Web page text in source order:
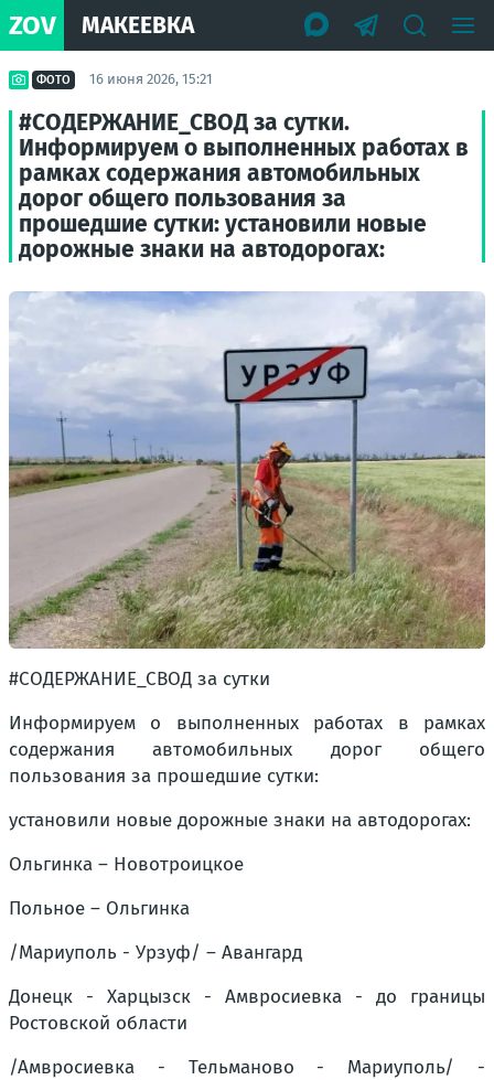
ZOV МАКЕЕВКА
ФОТО 16 июня 2026, 15:21
#СОДЕРЖАНИЕ_СВОД за сутки.
Информируем о выполненных работах в
рамках содержания автомобильных
дорог общего пользования за
прошедшие сутки: установили новые
дорожные знаки на автодорогах:
#СОДЕРЖАНИЕ_СВОД за сутки
Информируем о выполненных работах в рамках
содержания автомобильных дорог общего
пользования за прошедшие сутки:
установили новые дорожные знаки на автодорогах:
Ольгинка – Новотроицкое
Польное – Ольгинка
/Мариуполь - Урзуф/ – Авангард
Донецк - Харцызск - Амвросиевка - до границы
Ростовской области
/Амвросиевка - Тельманово - Мариуполь/ -